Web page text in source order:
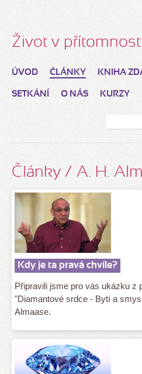
Život v
ÚVOD ČLÁNKY KNIHA
SETKÁNÍ O NÁS KURZY
Články / A. H.
Kdy je ta pravá chvíle?
Připravili jsme pro vás ukázku z
"Diamantové srdce - Bytí a
Almaase.